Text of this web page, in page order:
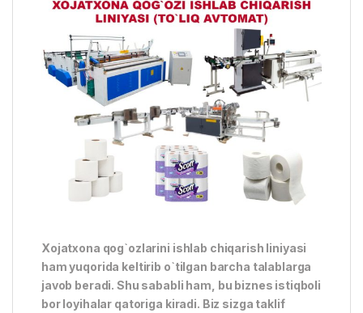
Xojatxona qog`ozlarini ishlab chiqarish liniyasi
ham yuqorida keltirib o`tilgan barcha talablarga
javob beradi. Shu sababli ham, bu biznes istiqboli
bor loyihalar qatoriga kiradi. Biz sizga taklif